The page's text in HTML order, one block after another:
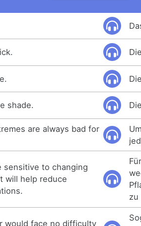
shade.
are always bad for
sensitive to changing
will help reduce
zu
would face no difficulty